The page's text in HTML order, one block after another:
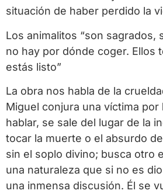
situación de haber perdido la
Los animalitos “son sagrados,
no hay por dónde coger. Ellos
estás listo”
La obra nos habla de la
Miguel conjura una víctima por
hablar, se sale del lugar de la
tocar la muerte o el absurdo
sin el soplo divino; busca otro
una naturaleza que si no es
una inmensa discusión. Él se